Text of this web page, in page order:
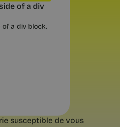
of a div
of a div block.
susceptible de vous